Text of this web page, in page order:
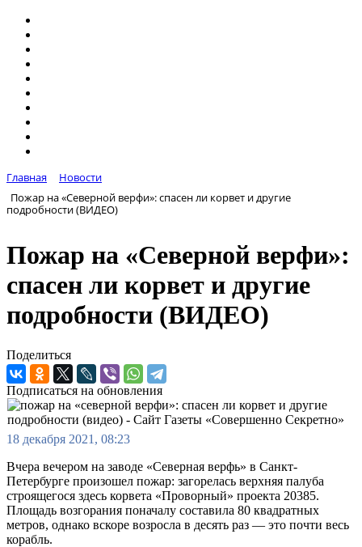
Главная
Новости
Пожар на «Северной верфи»: спасен ли корвет и другие
подробности (ВИДЕО)
Пожар на «Северной верфи»:
спасен ли корвет и другие
подробности (ВИДЕО)
Поделиться
Подписаться на обновления
18 декабря 2021, 08:23
Вчера вечером на заводе «Северная верфь» в Санкт-
Петербурге произошел пожар: загорелась верхняя палуба
строящегося здесь корвета «Проворный» проекта 20385.
Площадь возгорания поначалу составила 80 квадратных
метров, однако вскоре возросла в десять раз — это почти весь
корабль.